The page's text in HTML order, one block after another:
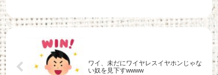
ワイ、未だにワイヤレスイヤホンじゃな
い奴を見下すwwww